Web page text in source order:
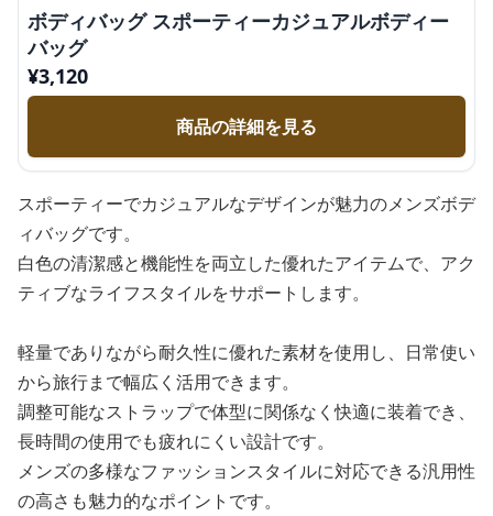
ボディバッグ スポーティーカジュアルボディー
バッグ
¥3,120
商品の詳細を見る
スポーティーでカジュアルなデザインが魅力のメンズボデ
ィバッグです。
白色の清潔感と機能性を両立した優れたアイテムで、アク
ティブなライフスタイルをサポートします。
軽量でありながら耐久性に優れた素材を使用し、日常使い
から旅行まで幅広く活用できます。
調整可能なストラップで体型に関係なく快適に装着でき、
長時間の使用でも疲れにくい設計です。
メンズの多様なファッションスタイルに対応できる汎用性
の高さも魅力的なポイントです。